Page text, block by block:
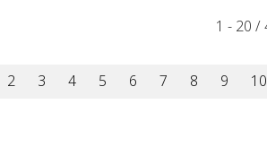
1 - 20 /
2 3 4 5 6 7 8 9 10